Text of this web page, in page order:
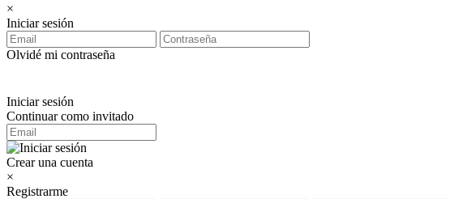
×
Iniciar sesión
Olvidé mi contraseña
Iniciar sesión
Continuar como invitado
Crear una cuenta
×
Registrarme